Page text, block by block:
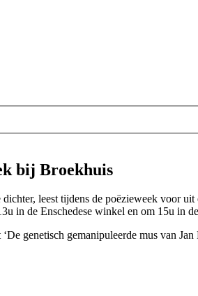
bij Broekhuis
leest tijdens de poëzieweek voor
in de Enschedese winkel en om 15u in
genetisch gemanipuleerde mus van Jan